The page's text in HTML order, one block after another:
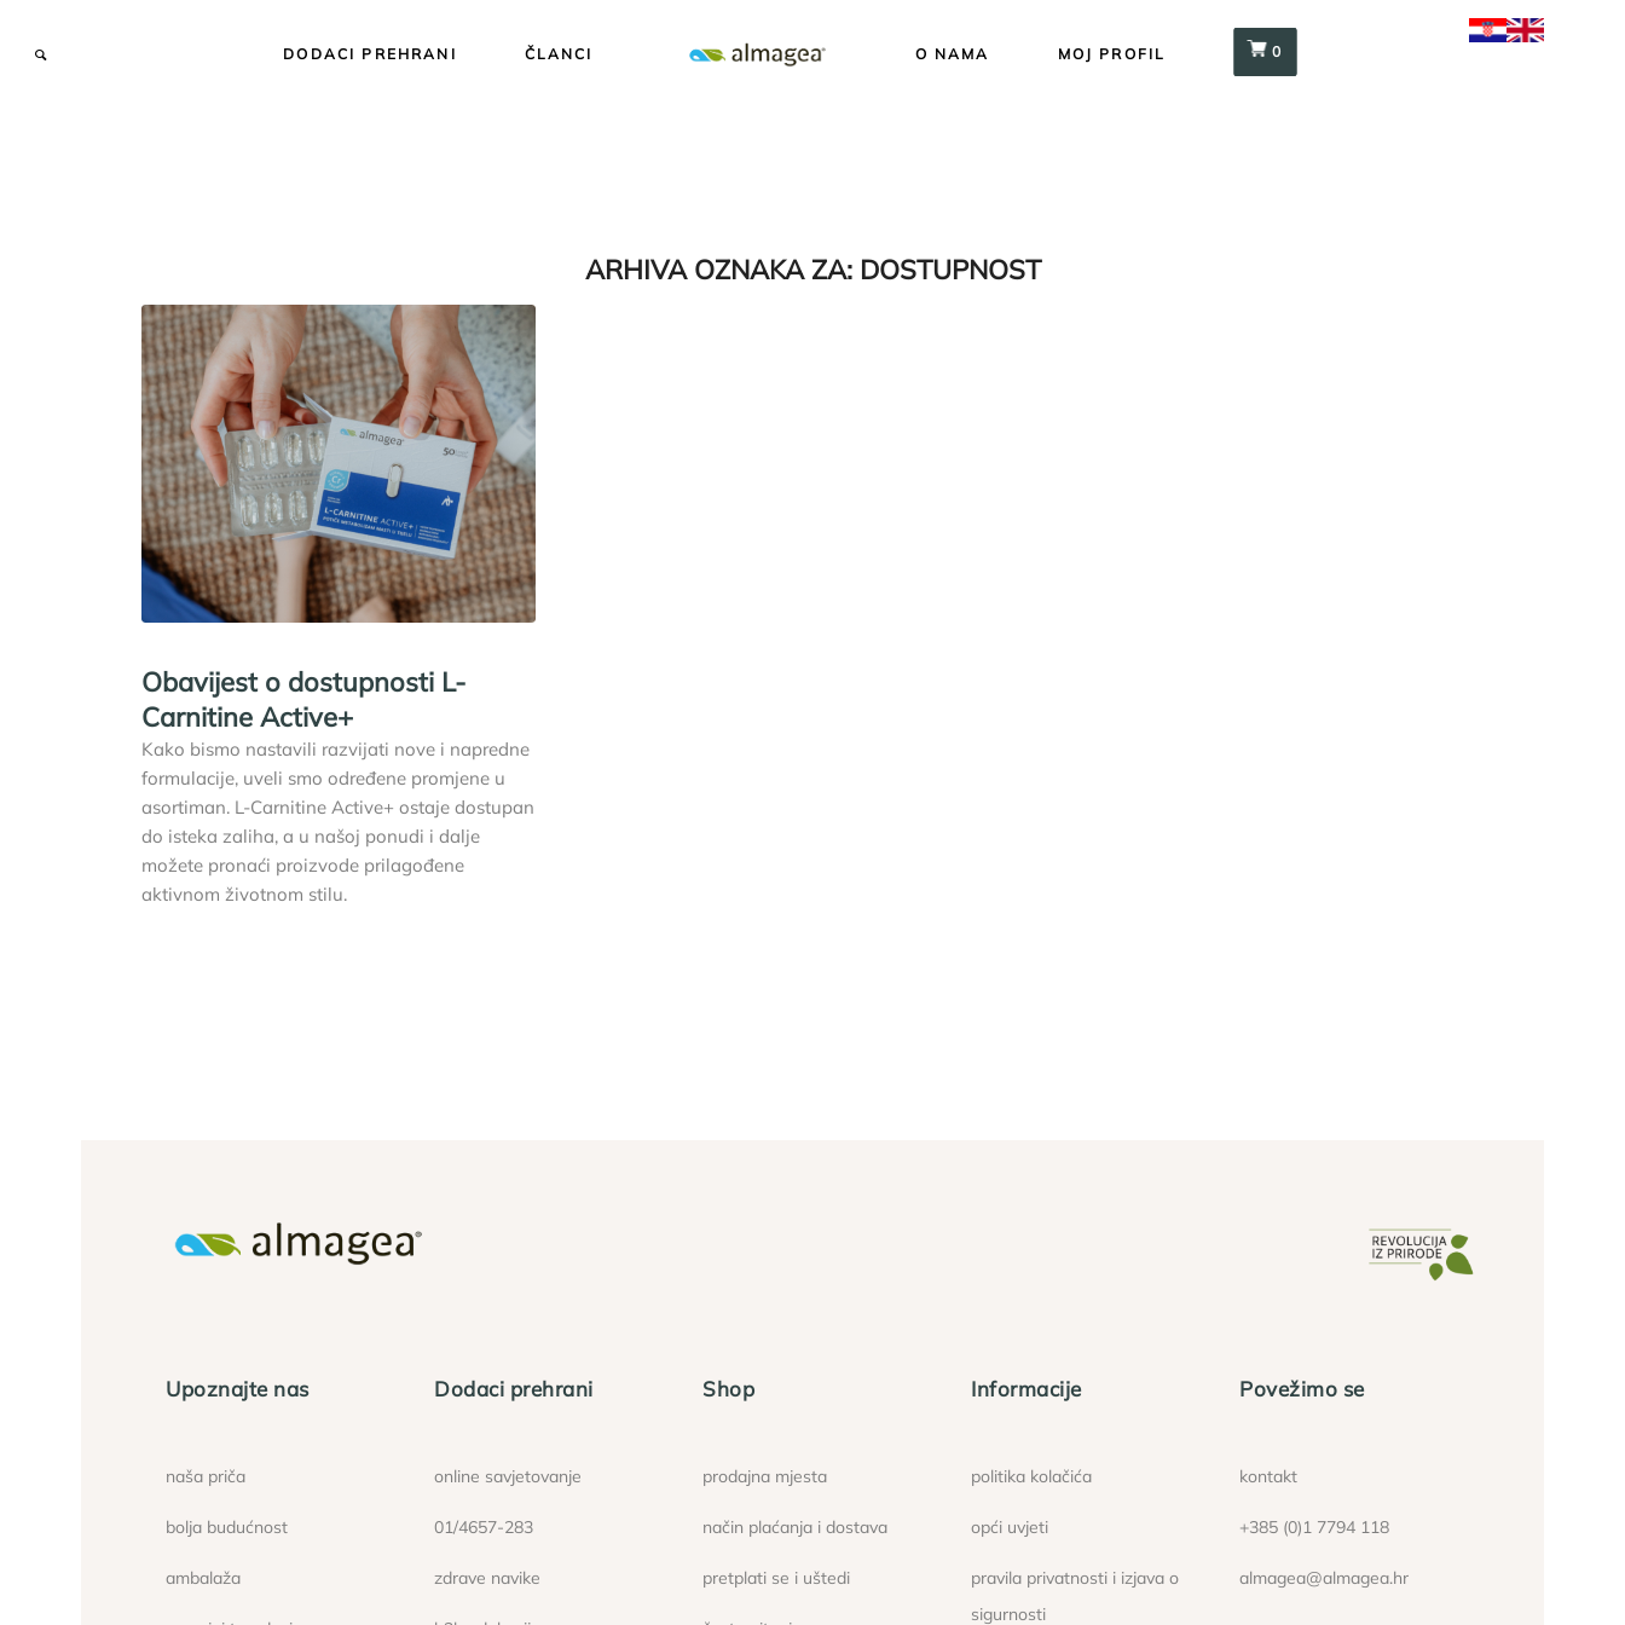
DODACI PREHRANI ČLANCI O NAMA MOJ PROFIL 0
ARHIVA OZNAKA ZA: DOSTUPNOST
Obavijest o dostupnosti L-
Carnitine Active+
Kako bismo nastavili razvijati nove i napredne
formulacije, uveli smo određene promjene u
asortiman. L-Carnitine Active+ ostaje dostupan
do isteka zaliha, a u našoj ponudi i dalje
možete pronaći proizvode prilagođene
aktivnom životnom stilu.
Upoznajte nas
naša priča
bolja budućnost
ambalaža
Dodaci prehrani
online savjetovanje
01/4657-283
zdrave navike
Shop
prodajna mjesta
način plaćanja i dostava
pretplati se i uštedi
Informacije
politika kolačića
opći uvjeti
pravila privatnosti i izjava o
sigurnosti
Povežimo se
kontakt
+385 (0)1 7794 118
almagea@almagea.hr